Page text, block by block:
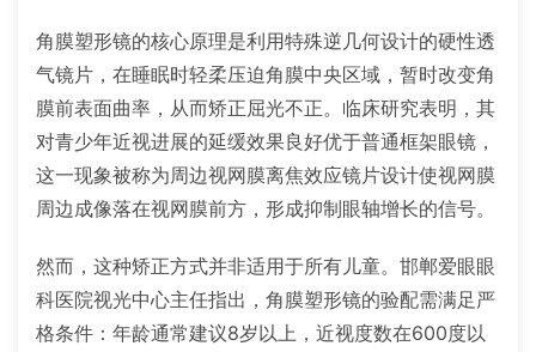
角膜塑形镜的核心原理是利用特殊逆几何设计的硬性透
气镜片，在睡眠时轻柔压迫角膜中央区域，暂时改变角
膜前表面曲率，从而矫正屈光不正。临床研究表明，其
对青少年近视进展的延缓效果良好优于普通框架眼镜，
这一现象被称为周边视网膜离焦效应镜片设计使视网膜
周边成像落在视网膜前方，形成抑制眼轴增长的信号。
然而，这种矫正方式并非适用于所有儿童。邯郸爱眼眼
科医院视光中心主任指出，角膜塑形镜的验配需满足严
格条件：年龄通常建议8岁以上，近视度数在600度以